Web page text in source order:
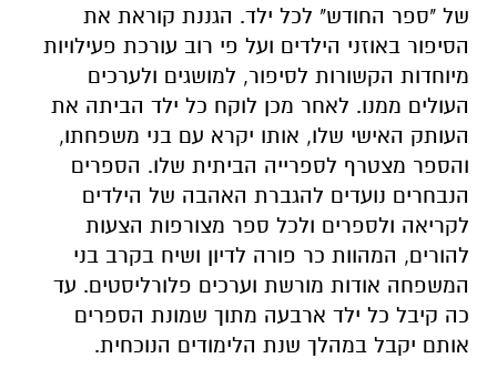
של "ספר החודש" לכל ילד. הגננת קוראת את
הסיפור באוזני הילדים ועל פי רוב עורכת פעילויות
מיוחדות הקשורות לסיפור, למושגים ולערכים
העולים ממנו. לאחר מכן לוקח כל ילד הביתה את
העותק האישי שלו, אותו יקרא עם בני משפחתו,
והספר מצטרף לספרייה הביתית שלו. הספרים
הנבחרים נועדים להגברת האהבה של הילדים
לקריאה ולספרים ולכל ספר מצורפות הצעות
להורים, המהוות כר פורה לדיון ושיח בקרב בני
המשפחה אודות מורשת וערכים פלורליסטים. עד
כה קיבל כל ילד ארבעה מתוך שמונת הספרים
אותם יקבל במהלך שנת הלימודים הנוכחית.